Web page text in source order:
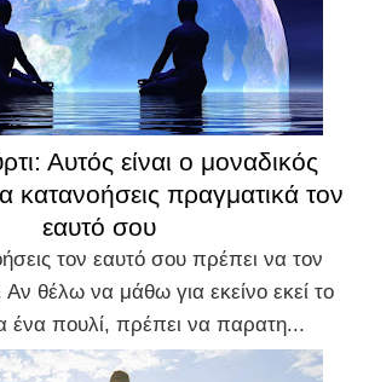
Αυτός είναι ο μοναδικός
κατανοήσεις πραγματικά τον
εαυτό σου
τον εαυτό σου πρέπει να τον
θέλω να μάθω για εκείνο εκεί το
ένα πουλί, πρέπει να παρατη...